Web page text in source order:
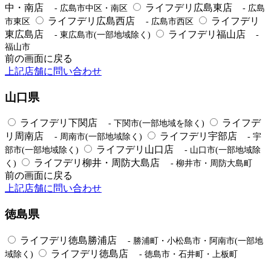
中・南店
- 広島市中区・南区 ライフデリ広島東店
- 広島
市東区
ライフデリ広島西店 - 広島市西区
ライフデリ
東広島店
- 東広島市(一部地域除く) ライフデリ福山店
-
福山市
前の画面に戻る
上記店舗に問い合わせ
山口県
ライフデリ下関店 - 下関市(一部地域を除く)
ライフデ
リ周南店
- 周南市(一部地域除く) ライフデリ宇部店
- 宇
部市(一部地域除く)
ライフデリ山口店
- 山口市(一部地域除
く)
ライフデリ柳井・周防大島店 - 柳井市・周防大島町
前の画面に戻る
上記店舗に問い合わせ
徳島県
ライフデリ徳島勝浦店
- 勝浦町・小松島市・阿南市(一部地
域除く)
ライフデリ徳島店 - 徳島市・石井町・上板町